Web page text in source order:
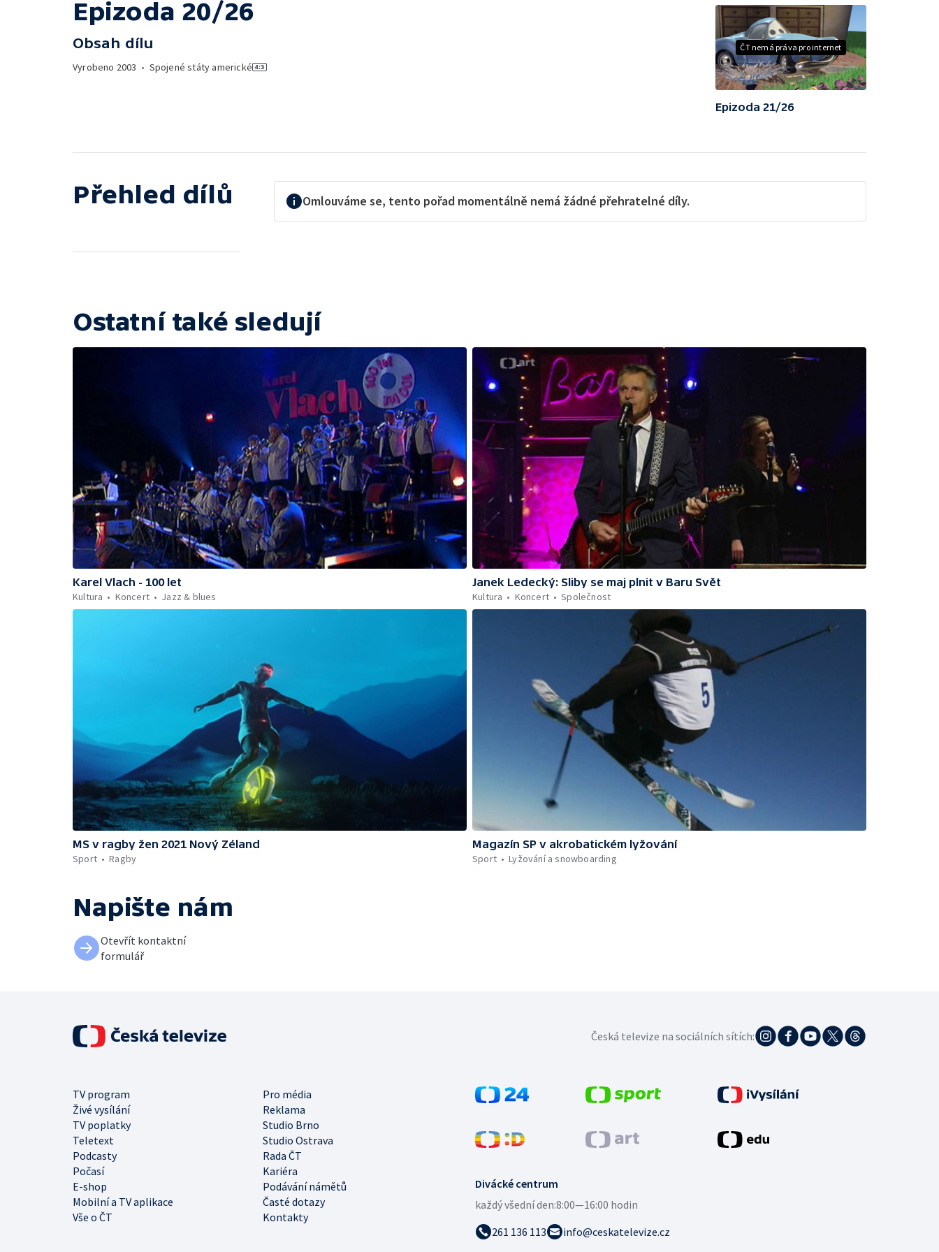
Epizoda 20/26
Obsah dílu
Vyrobeno 2003 • Spojené státy americké
ČT nemá práva pro internet
Epizoda 21/26
Přehled dílů Omlouváme se, tento pořad momentálně nemá žádné přehratelné díly.
Ostatní také sledují
Karel Vlach - 100 let
Kultura
Koncert Jazz & blues
Janek Ledecký: Sliby se maj plnit v Baru Svět
Kultura
Koncert Společnost
MS v ragby žen 2021 Nový Zéland
Sport
Ragby
Magazín SP v akrobatickém lyžování
Sport
Lyžování a snowboarding
Napište nám
Otevřít kontaktní
formulář
Divácké centrum
každý všední den:8:00—16:00 hodin
261 136 113
info@ceskatelevize.cz
TV program
Pro média
Živé vysílání
Reklama
TV poplatky
Studio Brno
Teletext
Studio Ostrava
Podcasty
Rada ČT
Počasí
Kariéra
E-shop
Podávání námětů
Mobilní a TV aplikace
Časté dotazy
Vše o ČT
Kontakty
Česká televize na sociálních sítích: